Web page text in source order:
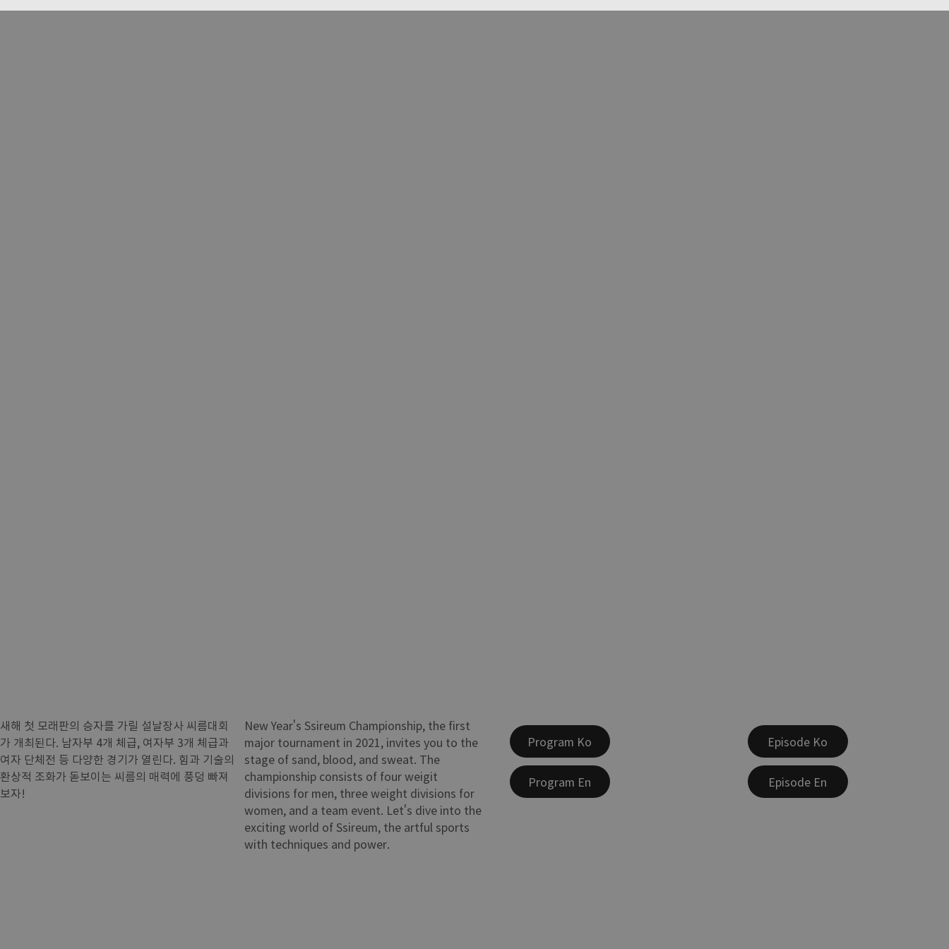
새해 첫 모래판의 승자를 가릴 설날장사 씨름대회
가 개최된다. 남자부 4개 체급, 여자부 3개 체급과
여자 단체전 등 다양한 경기가 열린다. 힘과 기술의
환상적 조화가 돋보이는 씨름의 매력에 풍덩 빠져
보자!
New Year's Ssireum Championship, the first
major tournament in 2021, invites you to the
stage of sand, blood, and sweat. The
championship consists of four weigit
divisions for men, three weight divisions for
women, and a team event. Let's dive into the
exciting world of Ssireum, the artful sports
with techniques and power.
Program Ko
Program En
Episode Ko
Episode En